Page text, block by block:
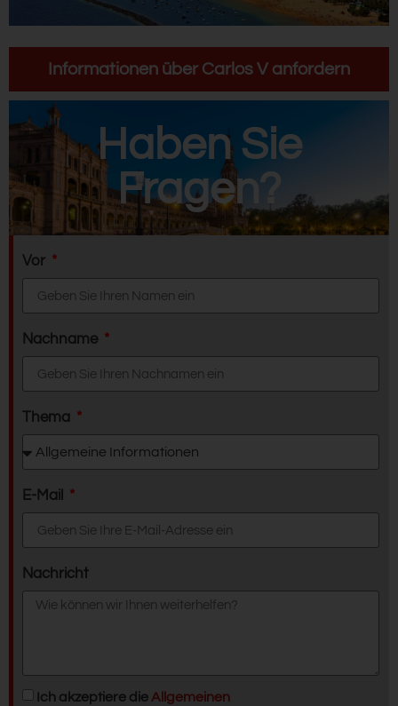
Informationen über Carlos V anfordern
Haben Sie
Fragen?
Vor
Nachname
Thema
E-Mail
Nachricht
Ich akzeptiere dieAllgemeinen